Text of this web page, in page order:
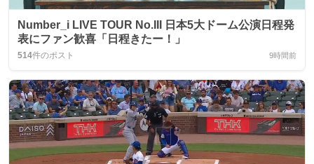
Number_i LIVE TOUR No.III 日本5大ドーム公演日程発
表にファン歓喜「日程きたー！」
514件のポスト 9時間前